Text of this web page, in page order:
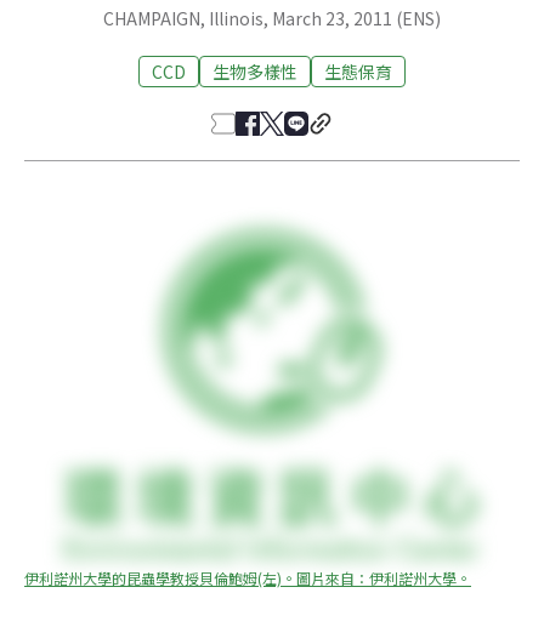
CHAMPAIGN, Illinois, March 23, 2011 (ENS)
CCD 生物多樣性 生態保育
伊利諾州大學的昆蟲學教授貝倫鮑姆(左)。圖片來自：伊利諾州大學。